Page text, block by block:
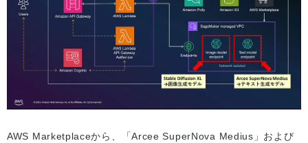
AWS Marketplaceから、「Arcee SuperNova Medius」および